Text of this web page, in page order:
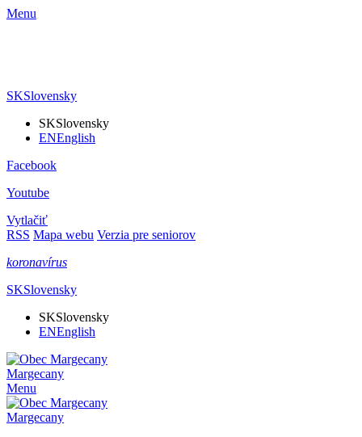
Menu
SKSlovensky
SKSlovensky
ENEnglish
Facebook
Youtube
Vytlačiť
RSS Mapa webu Verzia pre seniorov
koronavírus
SKSlovensky
SKSlovensky
ENEnglish
Margecany
Menu
Margecany